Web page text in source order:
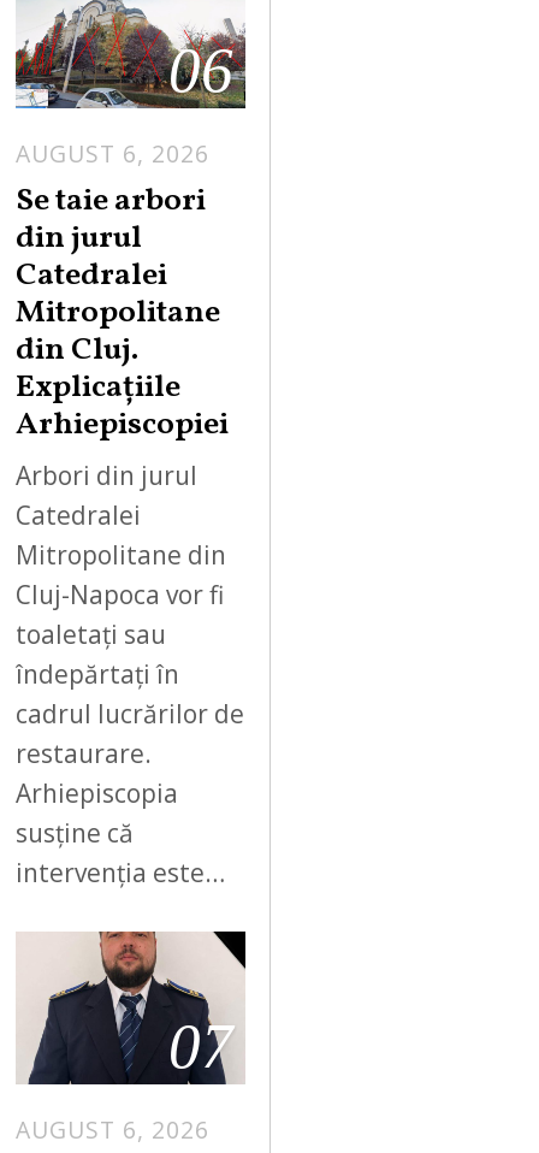
06
AUGUST 6, 2026
Se taie arbori
din jurul
Catedralei
Mitropolitane
din Cluj.
Explicațiile
Arhiepiscopiei
Arbori din jurul
Catedralei
Mitropolitane din
Cluj-Napoca vor fi
toaletați sau
îndepărtați în
cadrul lucrărilor de
restaurare.
Arhiepiscopia
susține că
intervenția este…
07
AUGUST 6, 2026